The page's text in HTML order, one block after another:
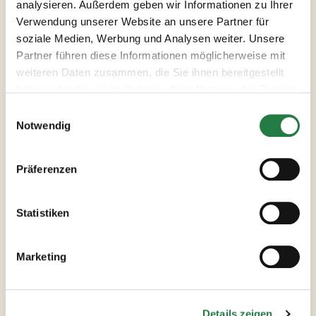
analysieren. Außerdem geben wir Informationen zu Ihrer
Verwendung unserer Website an unsere Partner für
soziale Medien, Werbung und Analysen weiter. Unsere
Partner führen diese Informationen möglicherweise mit
weiteren Daten zusammen, die Sie ihnen bereitgestellt
Notwendig
Präferenzen
Statistiken
Marketing
Im Anschluss das Hähnchenfleisch
und die Aprikosen untermengen und
kurz erhitzen lassen. Nach Belieben
nochmals mit Sojasauce
Verwendete
Produkte